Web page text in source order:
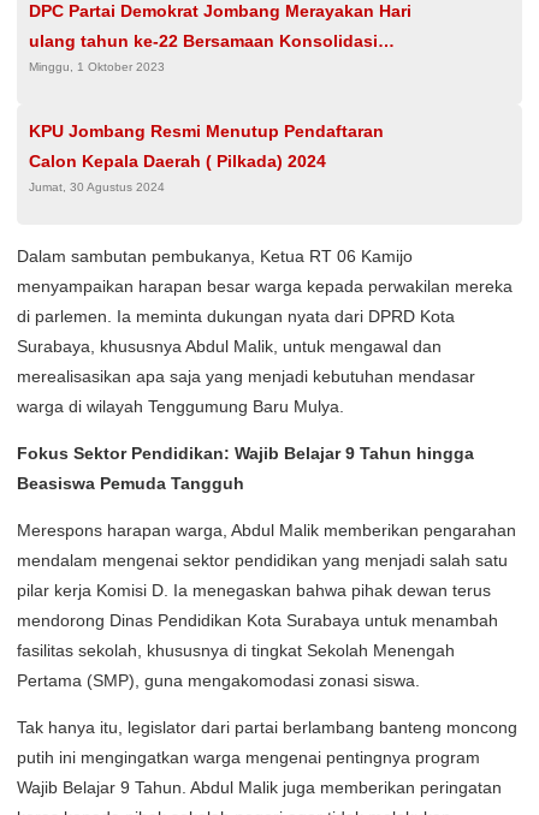
DPC Partai Demokrat Jombang Merayakan Hari
ulang tahun ke-22 Bersamaan Konsolidasi
Bacaleg
Minggu, 1 Oktober 2023
KPU Jombang Resmi Menutup Pendaftaran
Calon Kepala Daerah ( Pilkada) 2024
Jumat, 30 Agustus 2024
​Dalam sambutan pembukanya, Ketua RT 06 Kamijo
menyampaikan harapan besar warga kepada perwakilan mereka
di parlemen. Ia meminta dukungan nyata dari DPRD Kota
Surabaya, khususnya Abdul Malik, untuk mengawal dan
merealisasikan apa saja yang menjadi kebutuhan mendasar
warga di wilayah Tenggumung Baru Mulya.
Fokus Sektor Pendidikan: Wajib Belajar 9 Tahun hingga
Beasiswa Pemuda Tangguh
​Merespons harapan warga, Abdul Malik memberikan pengarahan
mendalam mengenai sektor pendidikan yang menjadi salah satu
pilar kerja Komisi D. Ia menegaskan bahwa pihak dewan terus
mendorong Dinas Pendidikan Kota Surabaya untuk menambah
fasilitas sekolah, khususnya di tingkat Sekolah Menengah
Pertama (SMP), guna mengakomodasi zonasi siswa.
​Tak hanya itu, legislator dari partai berlambang banteng moncong
putih ini mengingatkan warga mengenai pentingnya program
Wajib Belajar 9 Tahun. Abdul Malik juga memberikan peringatan